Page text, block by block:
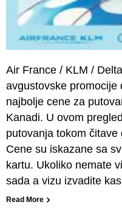
Air France / KLM /
avgustovske promocije
najbolje cene za
Kanadi. U ovom
putovanja tokom
Cene su iskazane sa
kartu. Ukoliko nemate
sada a vizu izvadite
Read More